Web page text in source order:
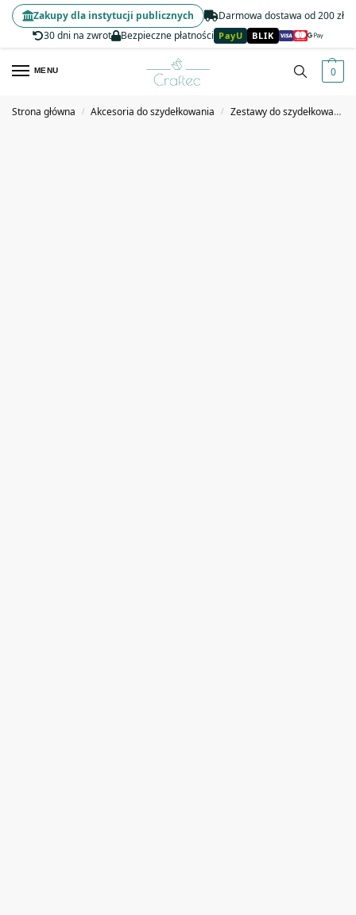
Darmowa dostawa od 200 zł
30 dni na zwrot
Bezpieczne płatności PayU BLIK
Zakupy dla instytucji publicznych
MENU 0
Strona główna / Akcesoria do szydełkowania / Zestawy do szydełkowania